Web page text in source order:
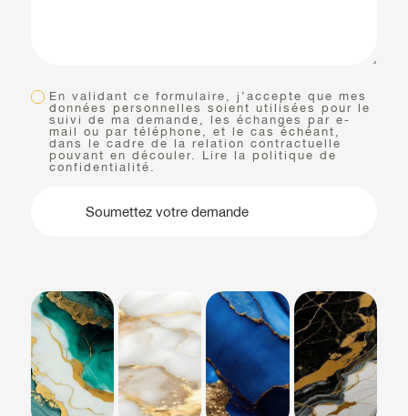
En validant ce formulaire, j’accepte que mes
données personnelles soient utilisées pour le
suivi de ma demande, les échanges par e-
mail ou par téléphone, et le cas échéant,
dans le cadre de la relation contractuelle
pouvant en découler. Lire la politique de
confidentialité.